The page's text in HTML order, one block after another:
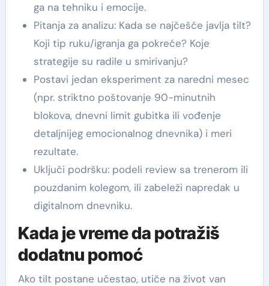
ga na tehniku i emocije.
Pitanja za analizu: Kada se najčešće javlja tilt?
Koji tip ruku/igranja ga pokreće? Koje
strategije su radile u smirivanju?
Postavi jedan eksperiment za naredni mesec
(npr. striktno poštovanje 90-minutnih
blokova, dnevni limit gubitka ili vođenje
detaljnijeg emocionalnog dnevnika) i meri
rezultate.
Uključi podršku: podeli review sa trenerom ili
pouzdanim kolegom, ili zabeleži napredak u
digitalnom dnevniku.
Kada je vreme da potražiš
dodatnu pomoć
Ako tilt postane učestao, utiče na život van